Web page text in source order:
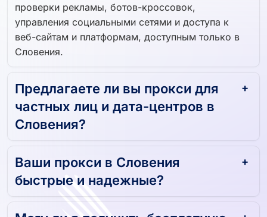
проверки рекламы, ботов-кроссовок,
управления социальными сетями и доступа к
веб-сайтам и платформам, доступным только в
Словения.
Предлагаете ли вы прокси для
частных лиц и дата-центров в
Словения?
Ваши прокси в Словения
быстрые и надежные?